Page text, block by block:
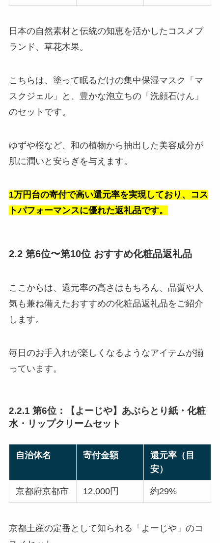
日本の自然素材と伝統の知恵を活かしたコスメブ
ランド、草花木果。
こちらは、塗って眠るだけの集中保湿マスク「マ
スクジェル」と、豊かな泡立ちの「洗顔石けん」
のセットです。
ゆずや桜など、和の植物から抽出した美容成分が
肌に潤いと安らぎを与えます。
1万円台の寄付で高い還元率を実現しており、コス
トパフォーマンスに優れた返礼品です。
2.2 第6位〜第10位 おすすめ化粧品返礼品
ここからは、還元率の高さはもちろん、品質や人
気も兼ね備えたおすすめの化粧品返礼品をご紹介
します。
毎日のお手入れが楽しくなるようなアイテムが揃
っています。
2.2.1 第6位：【よーじや】あぶらとり紙・化粧
水・リップクリームセット
自治体名 寄付金額
還元率（目
安）
京都府京都市 12,000円 約29%
京都土産の定番として知られる「よーじや」のコ